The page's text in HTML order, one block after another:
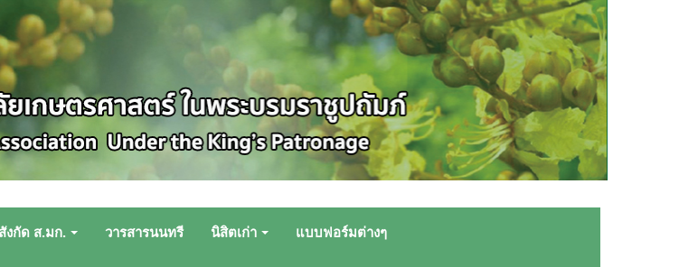
งกัด ส.มก. วารสารนนทรี นิสิตเก่า แบบฟอร์มต่างๆ